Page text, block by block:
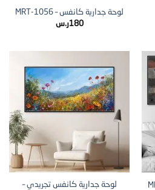
لوحة جدارية كانفس – MRT-1056
180ر.س
لوحة جدارية كانفس تجريدي –